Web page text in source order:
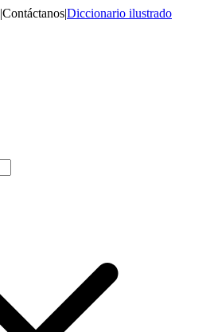
|Contáctanos|Diccionario ilustrado